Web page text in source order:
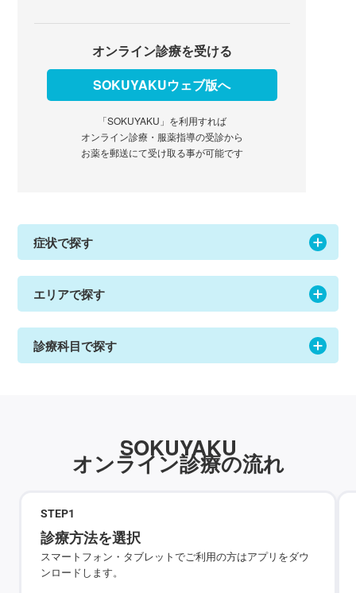
オンライン診療を受ける
SOKUYAKUウェブ版へ
「SOKUYAKU」を利用すれば
オンライン診療・服薬指導の受診から
お薬を郵送にて受け取る事が可能です
症状で探す
エリアで探す
診療科目で探す
SOKUYAKU
オンライン診療の流れ
STEP1
診療方法を選択
スマートフォン・タブレットでご利用の方はアプリをダウ
ンロードします。